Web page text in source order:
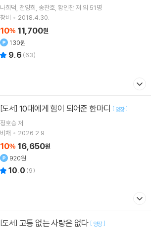
나희덕 천양희 송찬호 황인찬저 외 51명
창비
2018.4.30.
10% 11,700원
130원
9.6 (63)
[도서] 10대에게 힘이 되어준 한마디 [ 양장]
정호승저
비채
2026.2.9.
10% 16,650원
920원
10.0 (9)
[도서] 고통 없는 사랑은 없다 [ 양장]